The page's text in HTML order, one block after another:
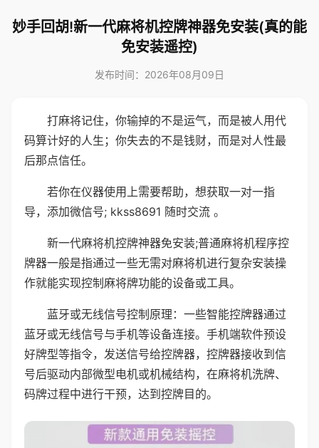
妙手回胡!新一代麻将机控牌神器免安装(真的能
免安装遥控)
发布时间：2026年08月09日
打麻将记住，你输掉的不是运气，而是被人用代
码算计好的人生；你失去的不是钱财，而是对人性最
后那点信任。
若你在仪器使用上需要帮助，想获取一对一指
导，添加微信号; kkss8691 随时交流 。
新一代麻将机控牌神器免安装;普通麻将机程序控
牌器一般是指通过一些无需对麻将机进行复杂安装操
作就能实现控制麻将牌功能的设备或工具。
蓝牙或无线信号控制原理：一些智能控牌器通过
蓝牙或无线信号与手机等设备连接。手机端软件预设
好牌型等指令，发送信号给控牌器，控牌器接收到信
号后驱动内部微型电机或机械结构，在麻将机洗牌、
码牌过程中进行干预，达到控牌目的。